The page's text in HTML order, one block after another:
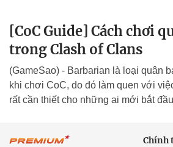
[CoC Guide] Cách chơi
trong Clash of Clans
(GameSao) - Barbarian là loại quân
khi chơi CoC, do đó làm quen với
rất cần thiết cho những ai mới bắt
Chính